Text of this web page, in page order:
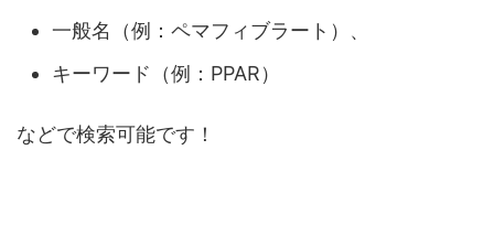
一般名（例：ペマフィブラート）、
キーワード（例：PPAR）
などで検索可能です！